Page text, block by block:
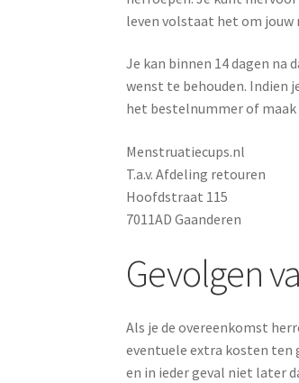
leven volstaat het om
Je kan binnen 14 dagen
wenst te behouden. Indien
het bestelnummer of maak
Menstruatiecups.nl
T.a.v. Afdeling retouren
Hoofdstraat 115
7011AD Gaanderen
Gevolgen
Als je de overeenkomst
eventuele extra kosten ten
en in ieder geval niet later